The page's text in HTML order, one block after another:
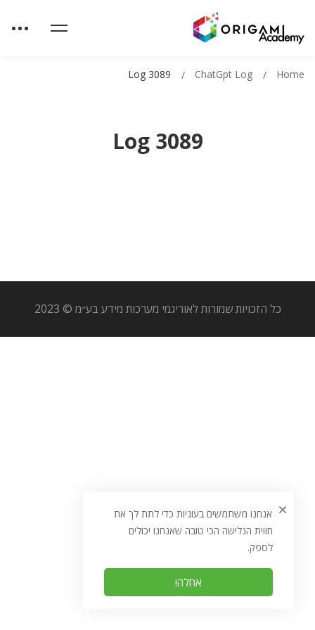
Log 3089
Home
ChatGpt Log
Log 3089
כל הזכויות שמורות לאוריגמי מערכות מידע בע״מ © 2023
אנחנו משתמשים בעוגיות כדי לתת לך את
חווית הגלישה הכי טובה שאנחנו יכולים
לספק.
אחלה!